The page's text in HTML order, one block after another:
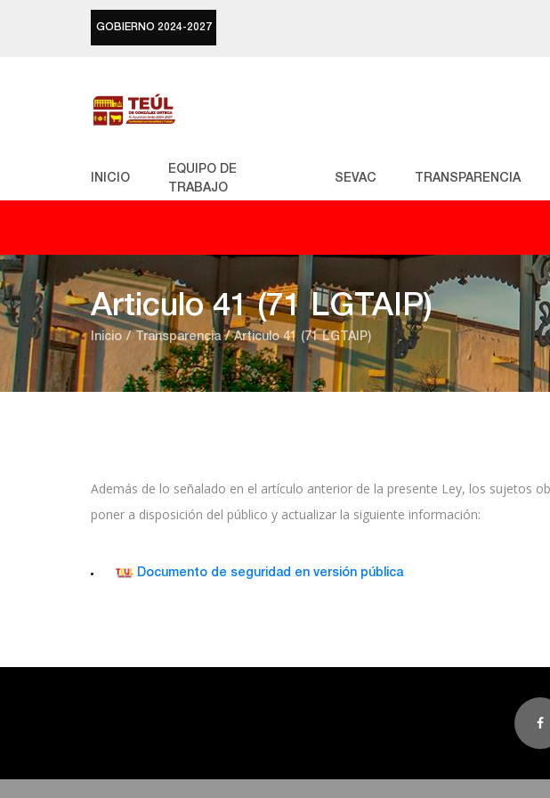
GOBIERNO 2024-2027
INICIO
EQUIPO DE
TRABAJO
SEVAC TRANSPARENCIA
Articulo 41 (71 LGTAIP)
Inicio Transparencia Articulo 41 (71 LGTAIP)
Además de lo señalado en el artículo anterior de la presente Ley, los sujetos
poner a disposición del público y actualizar la siguiente información:
Documento de seguridad en versión pública